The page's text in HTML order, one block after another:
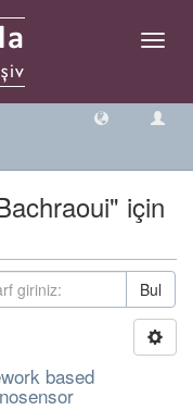
Geçiş
için
Bul
based